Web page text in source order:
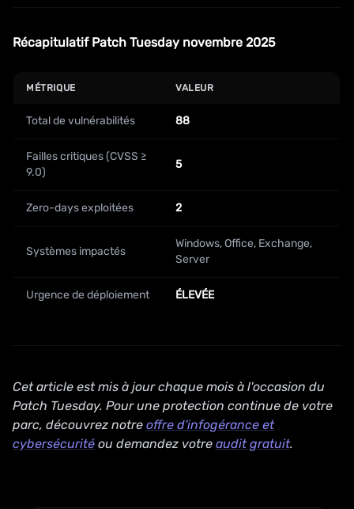
Récapitulatif Patch Tuesday novembre 2025
MÉTRIQUE VALEUR
Total de vulnérabilités 88
Failles critiques (CVSS ≥
9.0)
5
Zero-days exploitées 2
Systèmes impactés
Windows, Office, Exchange,
Server
Urgence de déploiement ÉLEVÉE
Cet article est mis à jour chaque mois à l'occasion du
Patch Tuesday. Pour une protection continue de votre
parc, découvrez notre offre d'infogérance et
cybersécurité ou demandez votre audit gratuit.